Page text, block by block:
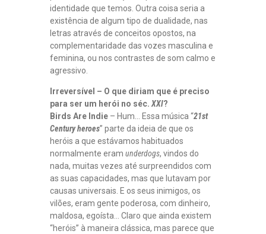
identidade que temos. Outra coisa seria a
existência de algum tipo de dualidade, nas
letras através de conceitos opostos, na
complementaridade das vozes masculina e
feminina, ou nos contrastes de som calmo e
agressivo.
Irreversível – O que diriam que é preciso
para ser um herói no séc. XXI?
Birds Are Indie – Hum… Essa música “21st
Century heroes” parte da ideia de que os
heróis a que estávamos habituados
normalmente eram underdogs, vindos do
nada, muitas vezes até surpreendidos com
as suas capacidades, mas que lutavam por
causas universais. E os seus inimigos, os
vilões, eram gente poderosa, com dinheiro,
maldosa, egoísta… Claro que ainda existem
“heróis” à maneira clássica, mas parece que